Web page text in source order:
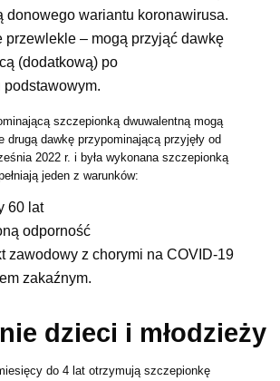
donowego wariantu koronawirusa.
przewlekle – mogą przyjąć dawkę
(dodatkową) po
szczepionką dwuwalentną mogą
drugą dawkę przypominającą przyjęły od
2022 r. i była wykonana szczepionką
jeden z warunków:
60 lat
odporność
zawodowy z chorymi na COVID-19
zakaźnym.
dzieci i młodzieży
do 4 lat otrzymują szczepionkę